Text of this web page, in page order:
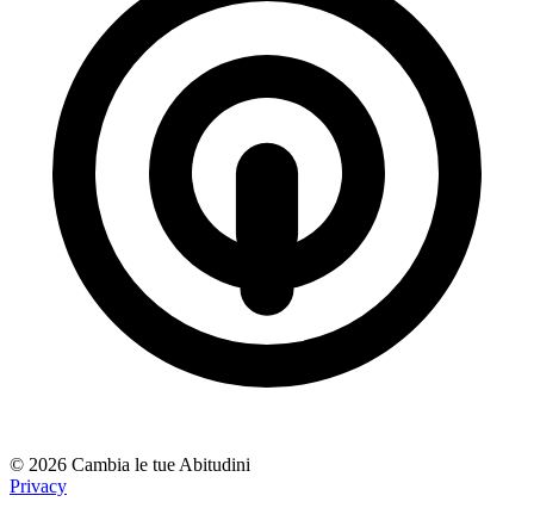
© 2026 Cambia le tue Abitudini
Privacy